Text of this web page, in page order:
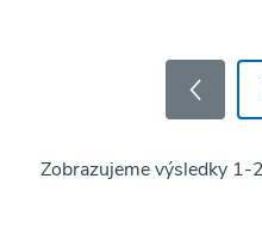
Zobrazujeme výsledky 1-